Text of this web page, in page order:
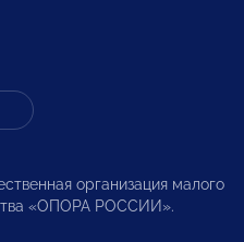
организация малого
«ОПОРА РОССИИ».